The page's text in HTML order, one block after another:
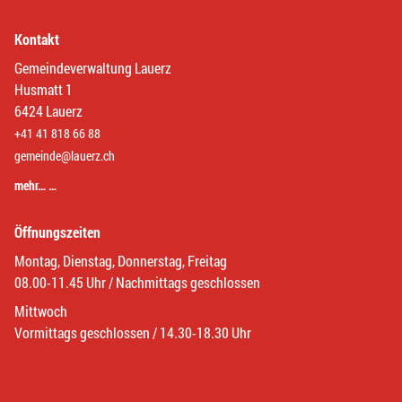
Kontakt
Gemeindeverwaltung Lauerz
Husmatt 1
6424 Lauerz
+41 41 818 66 88
gemeinde@lauerz.ch
mehr… …
Öffnungszeiten
Montag, Dienstag, Donnerstag, Freitag
08.00-11.45 Uhr / Nachmittags geschlossen
Mittwoch
Vormittags geschlossen / 14.30-18.30 Uhr